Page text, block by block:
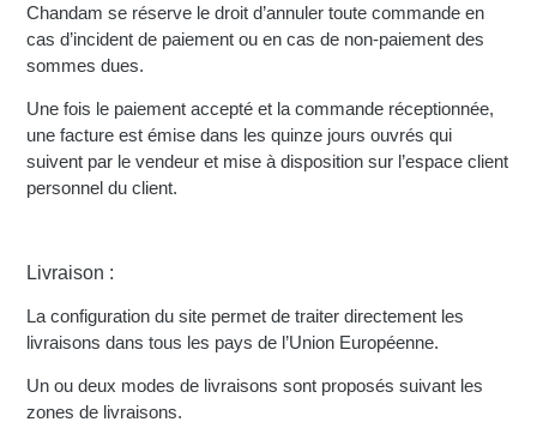
Chandam se réserve le droit d’annuler toute commande en
cas d’incident de paiement ou en cas de non-paiement des
sommes dues.
Une fois le paiement accepté et la commande réceptionnée,
une facture est émise dans les quinze jours ouvrés qui
suivent par le vendeur et mise à disposition sur l’espace client
personnel du client.
Livraison :
La configuration du site permet de traiter directement les
livraisons dans tous les pays de l’Union Européenne.
Un ou deux modes de livraisons sont proposés suivant les
zones de livraisons.